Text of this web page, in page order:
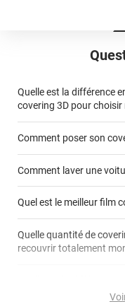
Quelle est la différence
covering 3D pour choisir
covering 2D
covering 3D
Comment poser son
Comment laver une
Quel est le meilleur film
Quelle quantité de
recouvrir totalement